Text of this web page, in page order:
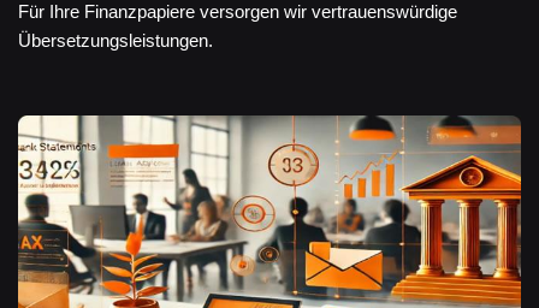
Für Ihre Finanzpapiere versorgen wir vertrauenswürdige
Übersetzungsleistungen.